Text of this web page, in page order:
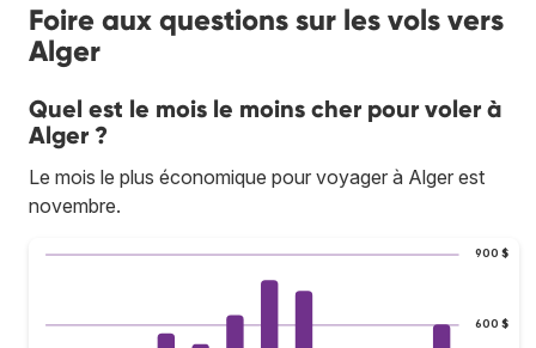
Foire aux questions sur les vols vers
Alger
Quel est le mois le moins cher pour voler à
Alger ?
Le mois le plus économique pour voyager à Alger est
novembre.
600 $
900 $